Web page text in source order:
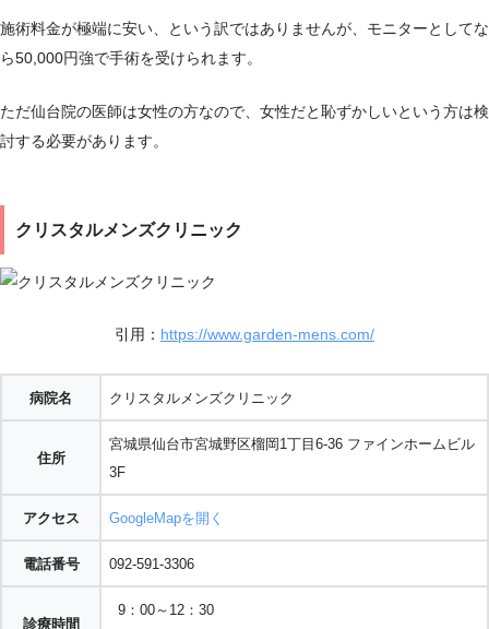
施術料金が極端に安い、という訳ではありませんが、モニターとしてな
ら50,000円強で手術を受けられます。
ただ仙台院の医師は女性の方なので、女性だと恥ずかしいという方は検
討する必要があります。
クリスタルメンズクリニック
引用： https://www.garden-mens.com/
病院名 クリスタルメンズクリニック
住所
宮城県仙台市宮城野区榴岡1丁目6-36 ファインホームビル
3F
アクセス GoogleMapを開く
電話番号 092-591-3306
診療時間
9：00～12：30